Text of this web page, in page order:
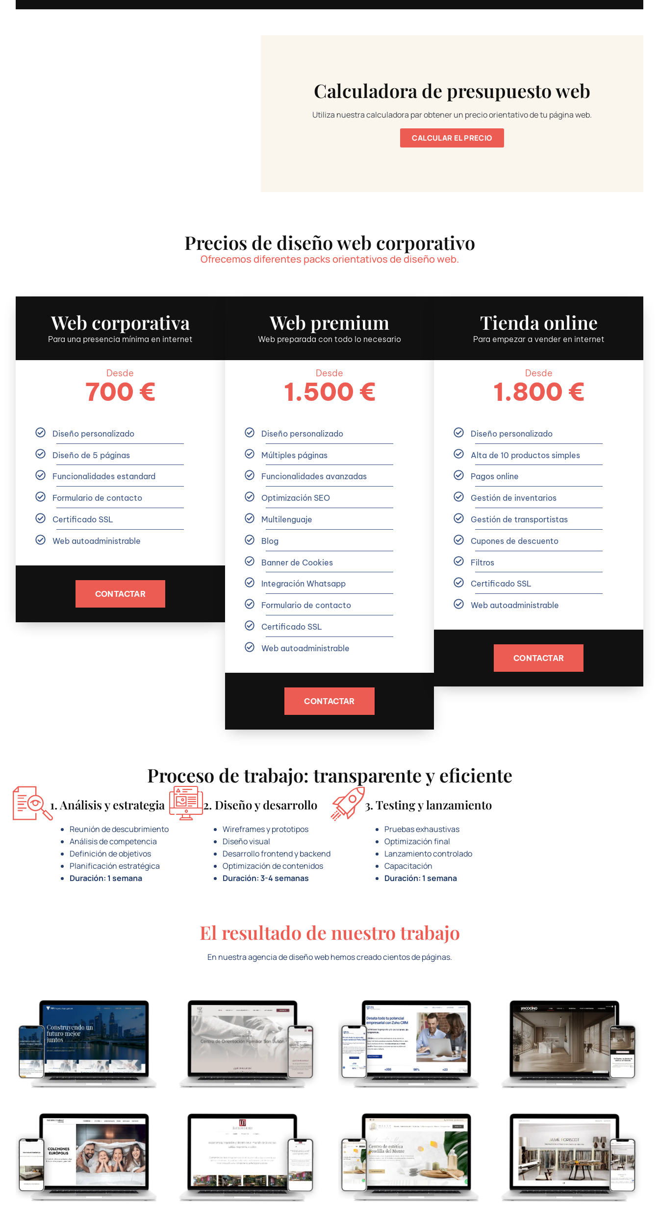
Calculadora de presupuesto web
Utiliza nuestra calculadora par obtener un precio orientativo de tu página web.
CALCULAR EL PRECIO
Precios de diseño web corporativo
Ofrecemos diferentes packs orientativos de diseño web.
Web corporativa
Para una presencia mínima en internet
Desde
700 €
Diseño personalizado
Diseño de 5 páginas
Funcionalidades estandard
Formulario de contacto
Certificado SSL
Web autoadministrable
CONTACTAR
Web premium
Web preparada con todo lo necesario
Desde
1.500 €
Diseño personalizado
Múltiples páginas
Funcionalidades avanzadas
Optimización SEO
Multilenguaje
Blog
Banner de Cookies
Integración Whatsapp
Formulario de contacto
Certificado SSL
Web autoadministrable
CONTACTAR
Tienda online
Para empezar a vender en internet
Desde
1.800 €
Diseño personalizado
Alta de 10 productos simples
Pagos online
Gestión de inventarios
Gestión de transportistas
Cupones de descuento
Filtros
Certificado SSL
Web autoadministrable
CONTACTAR
Proceso de trabajo: transparente y eficiente
1. Análisis y estrategia
Reunión de descubrimiento
Análisis de competencia
Definición de objetivos
Planificación estratégica
Duración: 1 semana
2. Diseño y desarrollo
Wireframes y prototipos
Diseño visual
Desarrollo frontend y backend
Optimización de contenidos
Duración: 3-4 semanas
3. Testing y lanzamiento
Pruebas exhaustivas
Optimización final
Lanzamiento controlado
Capacitación
Duración: 1 semana
El resultado de nuestro trabajo
En nuestra agencia de diseño web hemos creado cientos de páginas.